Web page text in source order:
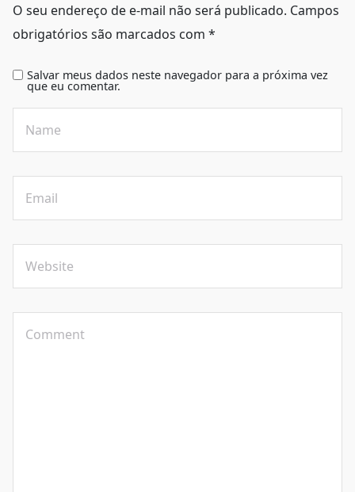
O seu endereço de e-mail não será publicado. Campos
obrigatórios são marcados com *
Salvar meus dados neste navegador para a próxima vez
que eu comentar.